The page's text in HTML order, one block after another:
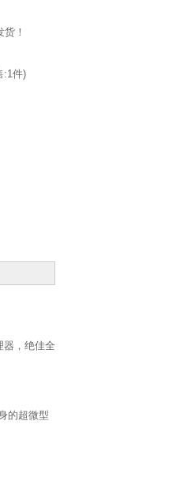
:1件)
！
器，绝佳全
的超微型